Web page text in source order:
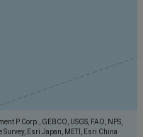
P Corp., GEBCO, USGS, FAO, NPS,
Esri Japan, METI, Esri China